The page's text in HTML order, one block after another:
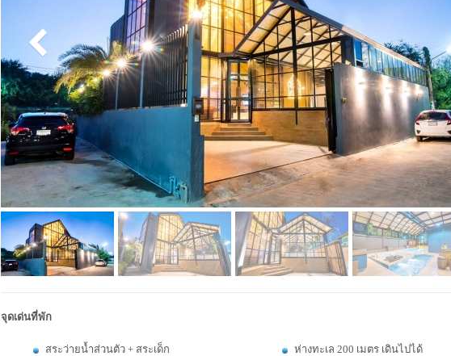
จุดเด่นที่พัก
สระว่ายน้ำส่วนตัว + สระเด็ก
ห่างทะเล 200 เมตร เดินไปได้